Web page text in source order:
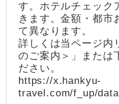
す。ホテルチェック
きます。金額・都市
て異なります。
詳しくは当ページ内
のご案内＞」または
ださい。
https://x.hankyu-
travel.com/f_up/